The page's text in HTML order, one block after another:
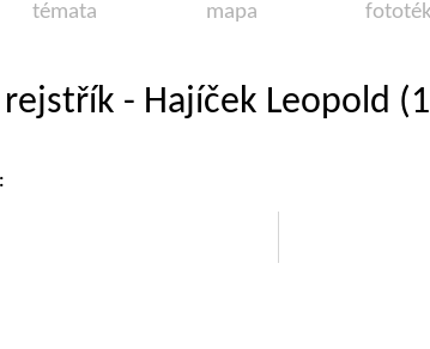
témata mapa
rejstřík - Hajíček Leopold